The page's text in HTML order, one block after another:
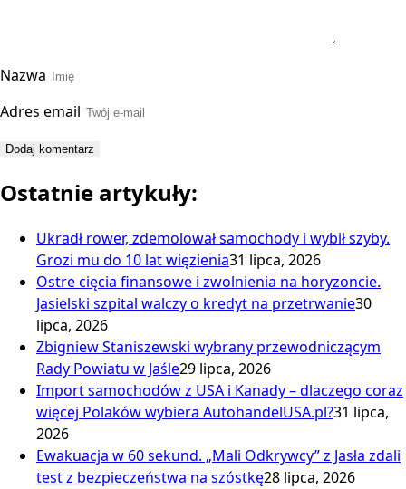
Nazwa
Adres email
Ostatnie artykuły:
Ukradł rower, zdemolował samochody i wybił szyby.
Grozi mu do 10 lat więzienia31 lipca, 2026
Ostre cięcia finansowe i zwolnienia na horyzoncie.
Jasielski szpital walczy o kredyt na przetrwanie30
lipca, 2026
Zbigniew Staniszewski wybrany przewodniczącym
Rady Powiatu w Jaśle29 lipca, 2026
Import samochodów z USA i Kanady – dlaczego coraz
więcej Polaków wybiera AutohandelUSA.pl?31 lipca,
2026
Ewakuacja w 60 sekund. „Mali Odkrywcy” z Jasła zdali
test z bezpieczeństwa na szóstkę28 lipca, 2026